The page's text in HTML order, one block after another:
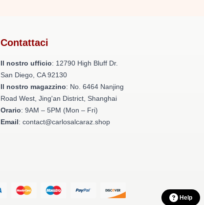
Contattaci
Il nostro ufficio: 12790 High Bluff Dr.
San Diego, CA 92130
Il nostro magazzino: No. 6464 Nanjing
Road West, Jing'an District, Shanghai
Orario: 9AM – 5PM (Mon – Fri)
Email: contact@carlosalcaraz.shop
Help